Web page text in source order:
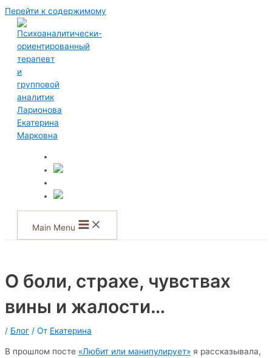
Перейти к содержимому
Main Menu
О боли, страхе, чувствах
вины и жалости…
/ Блог / От Екатерина
В прошлом посте «Любит или манипулирует» я рассказывала,